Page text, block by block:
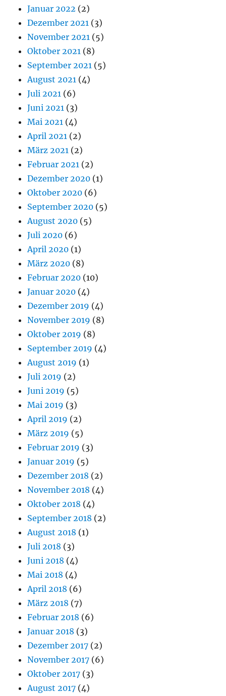
Januar 2022 (2)
Dezember 2021 (3)
November 2021 (5)
Oktober 2021 (8)
September 2021 (5)
August 2021 (4)
Juli 2021 (6)
Juni 2021 (3)
Mai 2021 (4)
April 2021 (2)
März 2021 (2)
Februar 2021 (2)
Dezember 2020 (1)
Oktober 2020 (6)
September 2020 (5)
August 2020 (5)
Juli 2020 (6)
April 2020 (1)
März 2020 (8)
Februar 2020 (10)
Januar 2020 (4)
Dezember 2019 (4)
November 2019 (8)
Oktober 2019 (8)
September 2019 (4)
August 2019 (1)
Juli 2019 (2)
Juni 2019 (5)
Mai 2019 (3)
April 2019 (2)
März 2019 (5)
Februar 2019 (3)
Januar 2019 (5)
Dezember 2018 (2)
November 2018 (4)
Oktober 2018 (4)
September 2018 (2)
August 2018 (1)
Juli 2018 (3)
Juni 2018 (4)
Mai 2018 (4)
April 2018 (6)
März 2018 (7)
Februar 2018 (6)
Januar 2018 (3)
Dezember 2017 (2)
November 2017 (6)
Oktober 2017 (3)
August 2017 (4)